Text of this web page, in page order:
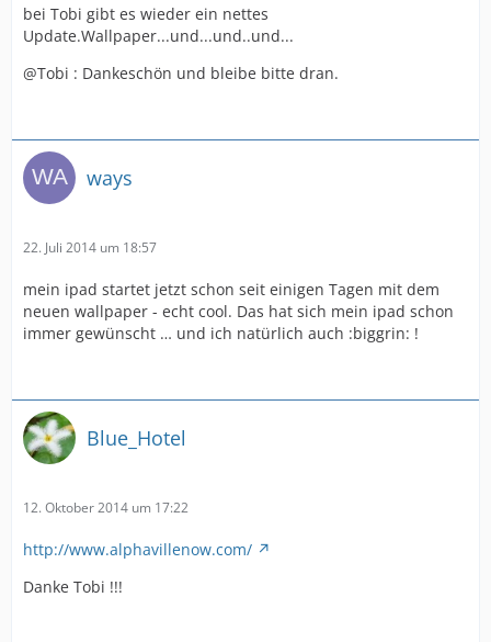
bei Tobi gibt es wieder ein nettes
Update.Wallpaper...und...und..und...
@Tobi : Dankeschön und bleibe bitte dran.
ways
22. Juli 2014 um 18:57
mein ipad startet jetzt schon seit einigen Tagen mit dem
neuen wallpaper - echt cool. Das hat sich mein ipad schon
immer gewünscht … und ich natürlich auch :biggrin: !
Blue_Hotel
12. Oktober 2014 um 17:22
http://www.alphavillenow.com/
Danke Tobi !!!